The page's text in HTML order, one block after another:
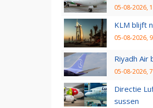
05-08-2026,
KLM blijft
05-08-2026,
Riyadh
05-08-2026,
Directie
sussen